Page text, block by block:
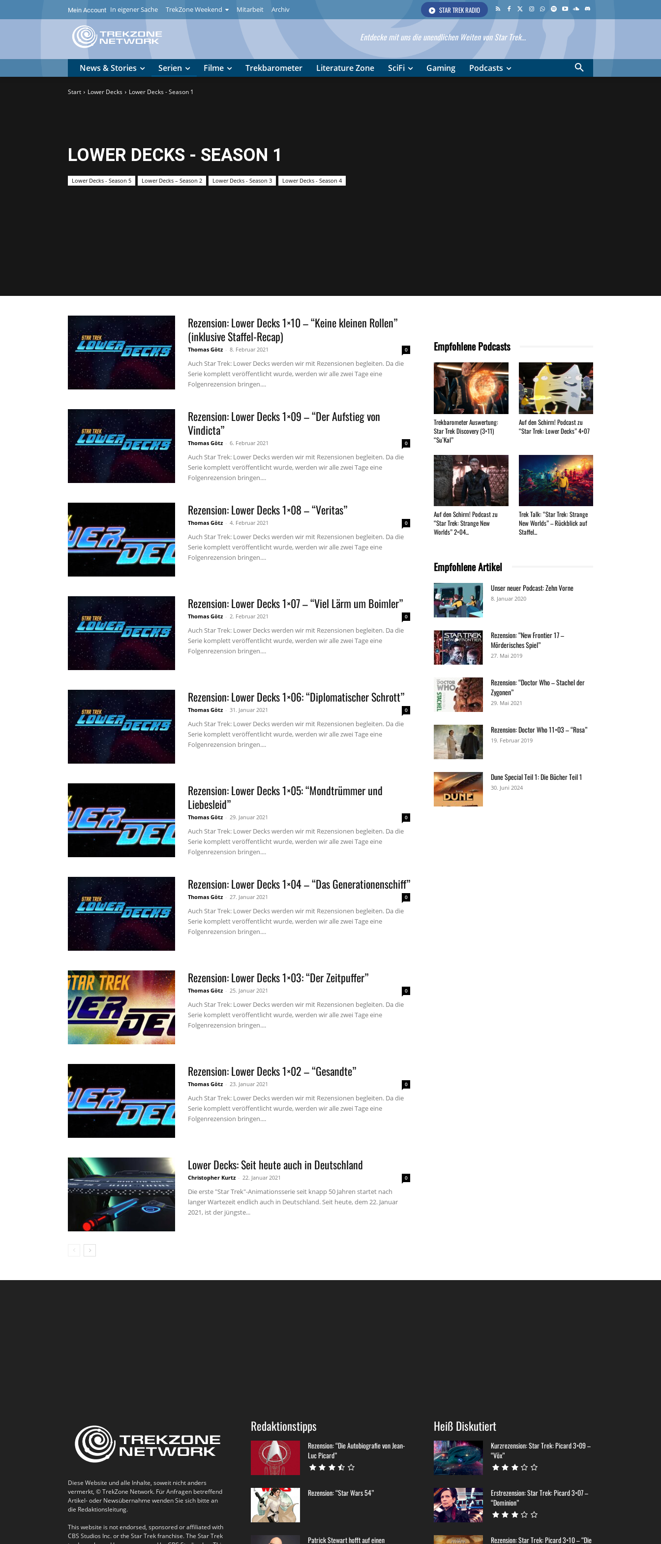
Mein Account In eigener Sache TrekZone Weekend Mitarbeit Archiv STAR TREK RADIO
Entdecke mit uns die unendlichen Weiten von Star Trek...
News & Stories Serien Filme Trekbarometer Literature Zone SciFi Gaming Podcasts
Start Lower Decks Lower Decks - Season 1
LOWER DECKS - SEASON 1
Lower Decks - Season 5 Lower Decks – Season 2 Lower Decks - Season 3 Lower Decks - Season 4
Rezension: Lower Decks 1×10 – “Keine kleinen Rollen”
(inklusive Staffel-Recap)
Thomas Götz - 8. Februar 2021 0
Auch Star Trek: Lower Decks werden wir mit Rezensionen begleiten. Da die
Serie komplett veröffentlicht wurde, werden wir alle zwei Tage eine
Folgenrezension bringen....
Rezension: Lower Decks 1×09 – “Der Aufstieg von
Vindicta”
Thomas Götz - 6. Februar 2021 0
Auch Star Trek: Lower Decks werden wir mit Rezensionen begleiten. Da die
Serie komplett veröffentlicht wurde, werden wir alle zwei Tage eine
Folgenrezension bringen....
Rezension: Lower Decks 1×08 – “Veritas”
Thomas Götz - 4. Februar 2021 0
Auch Star Trek: Lower Decks werden wir mit Rezensionen begleiten. Da die
Serie komplett veröffentlicht wurde, werden wir alle zwei Tage eine
Folgenrezension bringen....
Rezension: Lower Decks 1×07 – “Viel Lärm um Boimler”
Thomas Götz - 2. Februar 2021 0
Auch Star Trek: Lower Decks werden wir mit Rezensionen begleiten. Da die
Serie komplett veröffentlicht wurde, werden wir alle zwei Tage eine
Folgenrezension bringen....
Rezension: Lower Decks 1×06: “Diplomatischer Schrott”
Thomas Götz - 31. Januar 2021 0
Auch Star Trek: Lower Decks werden wir mit Rezensionen begleiten. Da die
Serie komplett veröffentlicht wurde, werden wir alle zwei Tage eine
Folgenrezension bringen....
Rezension: Lower Decks 1×05: “Mondtrümmer und
Liebesleid”
Thomas Götz - 29. Januar 2021 0
Auch Star Trek: Lower Decks werden wir mit Rezensionen begleiten. Da die
Serie komplett veröffentlicht wurde, werden wir alle zwei Tage eine
Folgenrezension bringen....
Rezension: Lower Decks 1×04 – “Das Generationenschiff”
Thomas Götz - 27. Januar 2021 0
Auch Star Trek: Lower Decks werden wir mit Rezensionen begleiten. Da die
Serie komplett veröffentlicht wurde, werden wir alle zwei Tage eine
Folgenrezension bringen....
Rezension: Lower Decks 1×03: “Der Zeitpuffer”
Thomas Götz - 25. Januar 2021 0
Auch Star Trek: Lower Decks werden wir mit Rezensionen begleiten. Da die
Serie komplett veröffentlicht wurde, werden wir alle zwei Tage eine
Folgenrezension bringen....
Rezension: Lower Decks 1×02 – “Gesandte”
Thomas Götz - 23. Januar 2021 0
Auch Star Trek: Lower Decks werden wir mit Rezensionen begleiten. Da die
Serie komplett veröffentlicht wurde, werden wir alle zwei Tage eine
Folgenrezension bringen....
Lower Decks: Seit heute auch in Deutschland
Christopher Kurtz - 22. Januar 2021 0
Die erste "Star Trek"-Animationsserie seit knapp 50 Jahren startet nach
langer Wartezeit endlich auch in Deutschland. Seit heute, dem 22. Januar
2021, ist der jüngste...
Empfohlene Podcasts
Trekbarometer Auswertung:
Star Trek Discovery (3×11)
“Su’Kal”
Auf den Schirm! Podcast zu
“Star Trek: Lower Decks” 4×07
Auf den Schirm! Podcast zu
“Star Trek: Strange New
Worlds” 2×04...
Trek Talk: “Star Trek: Strange
New Worlds” – Rückblick auf
Staffel...
Empfohlene Artikel
Unser neuer Podcast: Zehn Vorne
8. Januar 2020
Rezension: “New Frontier 17 –
Mörderisches Spiel”
27. Mai 2019
Rezension: “Doctor Who – Stachel der
Zygonen”
29. Mai 2021
Rezension: Doctor Who 11×03 – “Rosa”
19. Februar 2019
Dune Special Teil 1: Die Bücher Teil 1
30. Juni 2024
Diese Website und alle Inhalte, soweit nicht anders
vermerkt, © TrekZone Network. Für Anfragen betreffend
Artikel- oder Newsübernahme wenden Sie sich bitte an
die Redaktionsleitung.
This website is not endorsed, sponsored or affiliated with
CBS Studios Inc. or the Star Trek franchise. The Star Trek
Redaktionstipps
Rezension: “Die Autobiografie von Jean-
Luc Picard”
Rezension: “Star Wars 54”
Patrick Stewart hofft auf einen
Heiß Diskutiert
Kurzrezension: Star Trek: Picard 3×09 –
“Võx”
Erstrezension: Star Trek: Picard 3×07 –
“Dominion”
Rezension: Star Trek: Picard 3×10 – “Die